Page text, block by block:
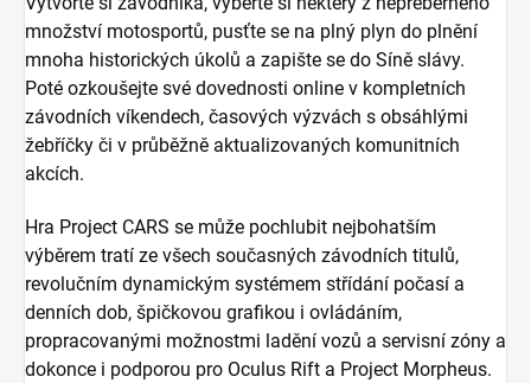
množství motosportů, pusťte se na plný plyn do plnění
mnoha historických úkolů a zapište se do Síně slávy.
Poté ozkoušejte své dovednosti online v kompletních
závodních víkendech, časových výzvách s obsáhlými
žebříčky či v průběžně aktualizovaných komunitních
akcích.
Hra Project CARS se může pochlubit nejbohatším
výběrem tratí ze všech současných závodních titulů,
revolučním dynamickým systémem střídání počasí a
denních dob, špičkovou grafikou i ovládáním,
propracovanými možnostmi ladění vozů a servisní zóny a
dokonce i podporou pro Oculus Rift a Project Morpheus.